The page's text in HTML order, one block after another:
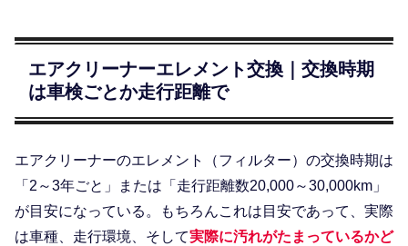
エアクリーナーエレメント交換｜交換時期
は車検ごとか走行距離で
エアクリーナーのエレメント（フィルター）の交換時期は
「2～3年ごと」または「走行距離数20,000～30,000km」
が目安になっている。もちろんこれは目安であって、実際
は車種、走行環境、そして実際に汚れがたまっているかど